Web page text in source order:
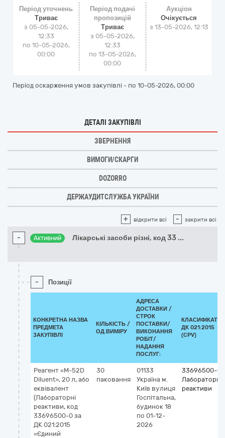
Період уточнень
Триває
з 05-05-2026,
12:33
по 10-05-2026,
00:00
Період подачі
пропозицій
Триває
з 05-05-2026,
12:33
по 13-05-2026,
00:00
Аукціон
Очікується
з 13-05-2026, 12:13
Період оскарження умов закупівлі - по 10-05-2026, 00:00
ДЕТАЛІ ЗАКУПІВЛІ
ЗВЕРНЕННЯ
ВИМОГИ/СКАРГИ
DOZORRO
ДЕРЖАУДИТСЛУЖБА УКРАЇНИ
+ відкрити всі - закрити всі
- Активний Лікарські засоби різні, код 33 ...
- Позиції
КОНКРЕТНА НАЗВА
ПРЕДМЕТА
ЗАКУПІВЛІ
КІЛЬКІСТЬ /
ОД.ВИМІРУ
АДРЕСА
ДОСТАВКИ /
СТРОК
ПОСТАВКИ/
ВИКОНАННЯ
РОБІТ/
НАДАННЯ
ПОСЛУГ:
КЛАСИФІКАТОР
ДК 021:2015
(CPV)
Реагент «M-52D
Diluent», 20 л, або
еквівалент
(Лабораторні
реактиви, код
33696500-0 за
ДК 021:2015
«Єдиний
30
паковання
01133
Україна м.
Київ вулиця
Госпітальна,
будинок 18
по 01-12-
2026
33696500-0
Лабораторні
реактиви